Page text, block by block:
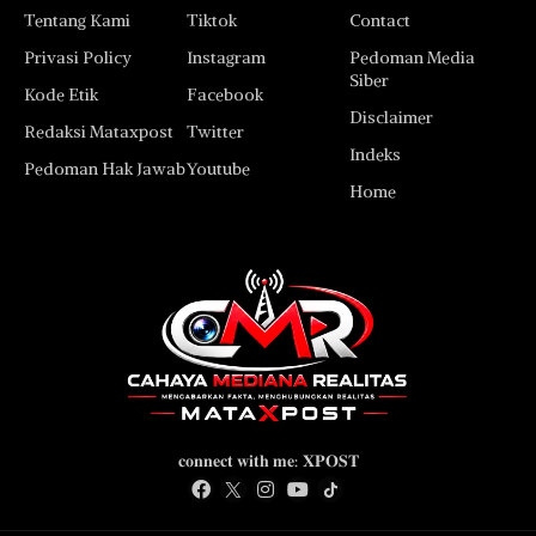
Tentang Kami
Privasi Policy
Kode Etik
Redaksi Mataxpost
Pedoman Hak Jawab
Tiktok
Instagram
Facebook
Twitter
Youtube
Contact
Pedoman Media
Siber
Disclaimer
Indeks
Home
𝐜𝐨𝐧𝐧𝐞𝐜𝐭 𝐰𝐢𝐭𝐡 𝐦𝐞: 𝐗𝐏𝐎𝐒𝐓